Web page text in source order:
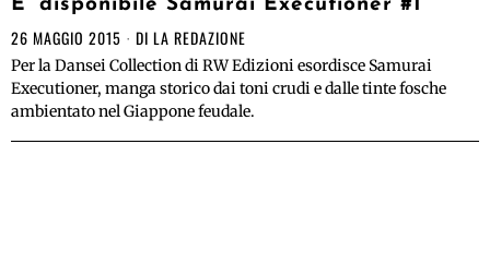
E’ disponibile Samurai Executioner #1
26 MAGGIO 2015 DI LA REDAZIONE
Per la Dansei Collection di RW Edizioni esordisce Samurai
Executioner, manga storico dai toni crudi e dalle tinte fosche
ambientato nel Giappone feudale.